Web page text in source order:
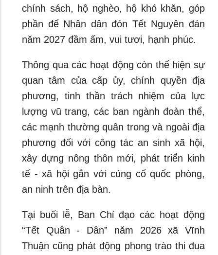
chính sách, hộ nghèo, hộ khó khăn, góp
phần để Nhân dân đón Tết Nguyên đán
năm 2027 đầm ấm, vui tươi, hạnh phúc.
Thông qua các hoạt động còn thể hiện sự
quan tâm của cấp ủy, chính quyền địa
phương, tinh thần trách nhiệm của lực
lượng vũ trang, các ban ngành đoàn thể,
các mạnh thường quân trong và ngoài địa
phương đối với công tác an sinh xã hội,
xây dựng nông thôn mới, phát triển kinh
tế - xã hội gắn với củng cố quốc phòng,
an ninh trên địa bàn.
Tại buổi lễ, Ban Chỉ đạo các hoạt động
“Tết Quân - Dân” năm 2026 xã Vĩnh
Thuận cũng phát động phong trào thi đua